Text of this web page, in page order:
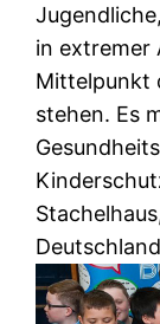
in extremer
Mittelpunkt
stehen. Es